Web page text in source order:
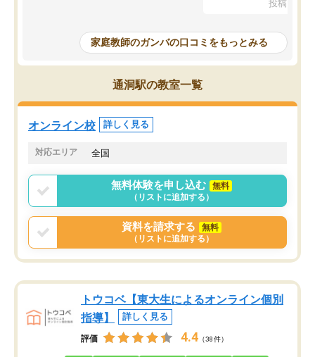
めて1年ほどだった今では平均点以上の
科目が増えてきました！あと1年受験ま
であるので無料の週末教室を使用しな
がら頑張って欲しいと思います！
指導が無い日も予定表
問できるのでとても助か
投稿日：
家庭教師のガンバの口コミをもっとみる
通洞駅の教室一覧
オンライン校 詳しく見る
対応エリア 全国
無料体験を申し込む
無料
（リストに追加する）
資料を請求する
無料
（リストに追加する）
トウコベ【東大生によるオンライン個別
指導】
詳しく見る
評価 4.4 （38件）